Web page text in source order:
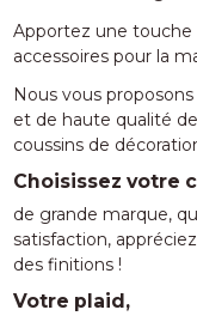
Apportez une touche
accessoires pour la
Nous vous
et de haute qualité
coussins de
Choisissez votre
de grande marque,
satisfaction,
des finitions !
Votre plaid,